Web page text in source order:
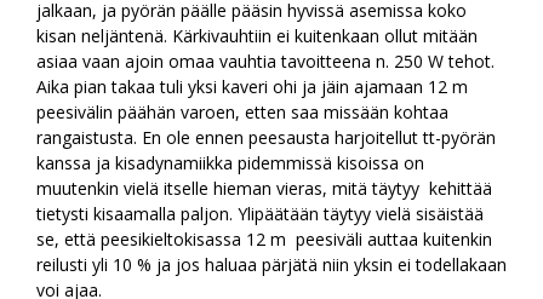
jalkaan, ja pyörän päälle pääsin hyvissä asemissa koko
kisan neljäntenä. Kärkivauhtiin ei kuitenkaan ollut mitään
asiaa vaan ajoin omaa vauhtia tavoitteena n. 250 W tehot.
Aika pian takaa tuli yksi kaveri ohi ja jäin ajamaan 12 m
peesivälin päähän varoen, etten saa missään kohtaa
rangaistusta. En ole ennen peesausta harjoitellut tt-pyörän
kanssa ja kisadynamiikka pidemmissä kisoissa on
muutenkin vielä itselle hieman vieras, mitä täytyy kehittää
tietysti kisaamalla paljon. Ylipäätään täytyy vielä sisäistää
se, että peesikieltokisassa 12 m peesiväli auttaa kuitenkin
reilusti yli 10 % ja jos haluaa pärjätä niin yksin ei todellakaan
voi ajaa.